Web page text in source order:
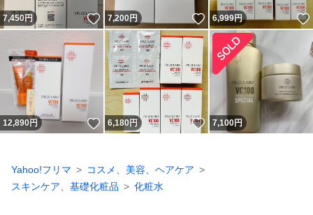
7,450円 いいね！
7,200円 いいね！
6,999円
12,890円 いいね！
6,180円 いいね！
7,100円
Yahoo!フリマ
コスメ、美容、ヘアケア
スキンケア、基礎化粧品
化粧水